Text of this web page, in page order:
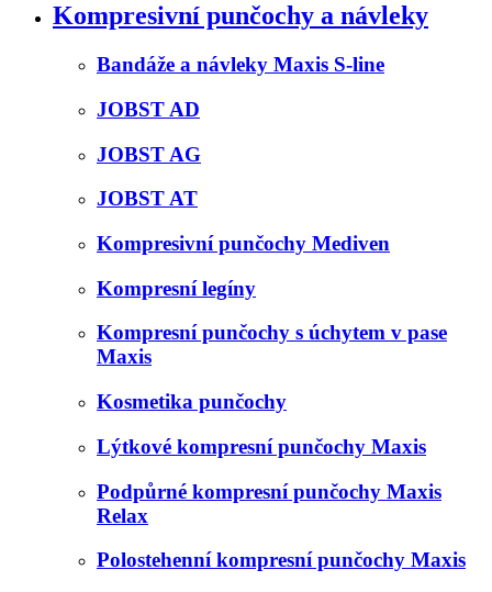
Kompresivní punčochy a návleky
Bandáže a návleky Maxis S-line
JOBST AD
JOBST AG
JOBST AT
Kompresivní punčochy Mediven
Kompresní legíny
Kompresní punčochy s úchytem v pase
Maxis
Kosmetika punčochy
Lýtkové kompresní punčochy Maxis
Podpůrné kompresní punčochy Maxis
Relax
Polostehenní kompresní punčochy Maxis